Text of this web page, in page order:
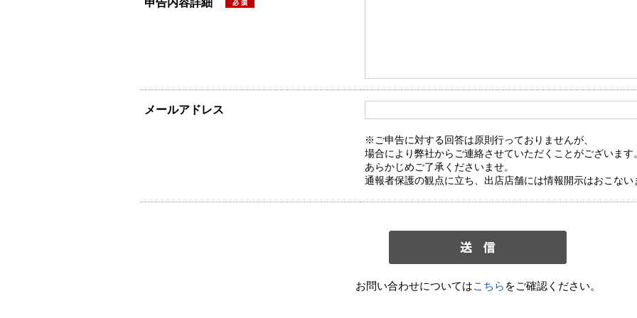
申告内容詳細
メールアドレス
※ご申告に対する回答は原則行っておりませんが、
場合により弊社からご連絡させていただくことがございます。
あらかじめご了承くださいませ。
通報者保護の観点に立ち、出店店舗には情報開示はおこない
お問い合わせについてはこちら をご確認ください。